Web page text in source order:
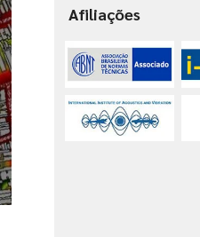
Afiliações